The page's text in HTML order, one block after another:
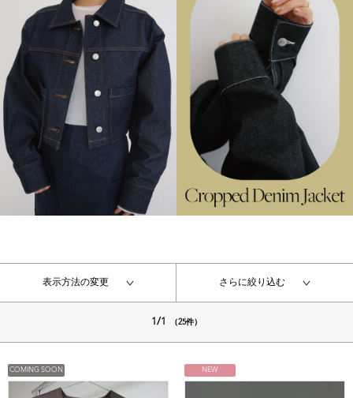
表示方法の変更 さらに絞り込む
1/1 （25件）
COMING SOON NEW